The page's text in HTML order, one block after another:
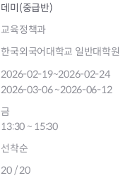
데미(중급반)
교육정책과
한국외국어대학교 일반대학원
2026-02-19~2026-02-24
2026-03-06~2026-06-12
금
13:30 ~ 15:30
선착순
20 / 20